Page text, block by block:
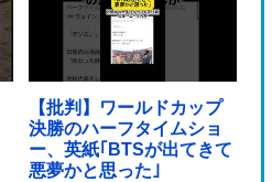
【批判】ワールドカップ
決勝のハーフタイムショ
ー、英紙｢BTSが出てきて
悪夢かと思った｣